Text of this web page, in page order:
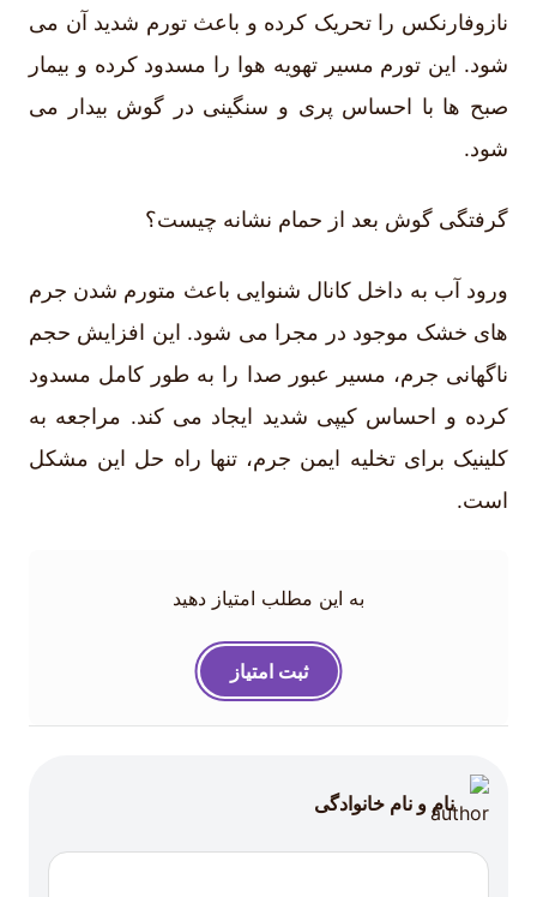
نازوفارنکس را تحریک کرده و باعث تورم شدید آن می
شود. این تورم مسیر تهویه هوا را مسدود کرده و بیمار
صبح ها با احساس پری و سنگینی در گوش بیدار می
شود.
گرفتگی گوش بعد از حمام نشانه چیست؟
ورود آب به داخل کانال شنوایی باعث متورم شدن جرم
های خشک موجود در مجرا می شود. این افزایش حجم
ناگهانی جرم، مسیر عبور صدا را به طور کامل مسدود
کرده و احساس کیپی شدید ایجاد می کند. مراجعه به
کلینیک برای تخلیه ایمن جرم، تنها راه حل این مشکل
است.
به این مطلب امتیاز دهید
ثبت امتیاز
نام و نام خانوادگی